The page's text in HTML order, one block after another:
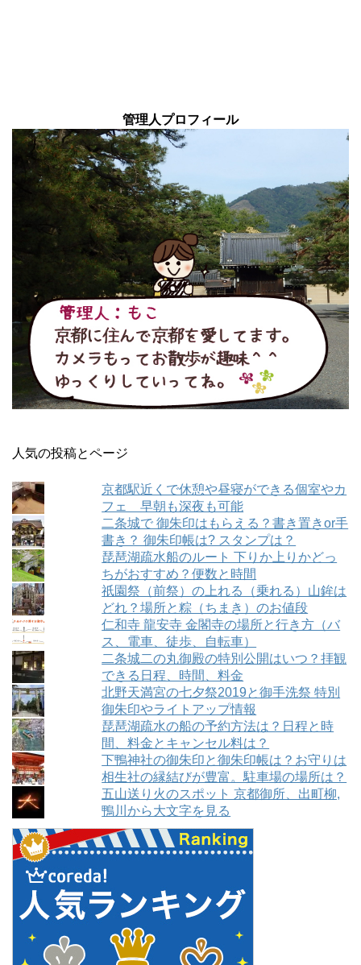
管理人プロフィール
人気の投稿とページ
京都駅近くで休憩や昼寝ができる個室やカ
フェ 早朝も深夜も可能
二条城で 御朱印はもらえる？書き置きor手
書き？ 御朱印帳は? スタンプは？
琵琶湖疏水船のルート 下りか上りかどっ
ちがおすすめ？便数と時間
祇園祭（前祭）の上れる（乗れる）山鉾は
どれ？場所と粽（ちまき）のお値段
仁和寺 龍安寺 金閣寺の場所と行き方（バ
ス、電車、徒歩、自転車）
二条城二の丸御殿の特別公開はいつ？拝観
できる日程、時間、料金
北野天満宮の七夕祭2019と御手洗祭 特別
御朱印やライトアップ情報
琵琶湖疏水の船の予約方法は？日程と時
間、料金とキャンセル料は？
下鴨神社の御朱印と御朱印帳は？お守りは
相生社の縁結びが豊富。駐車場の場所は？
五山送り火のスポット 京都御所、出町柳,
鴨川から大文字を見る